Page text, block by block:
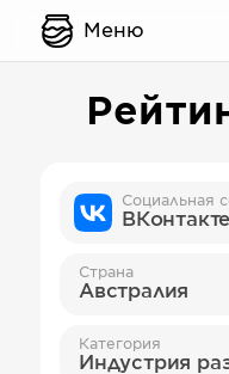
Меню
Социальная
ВКонтакте
Страна
Австралия
Категория
Индустрия